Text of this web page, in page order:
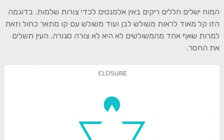
המוח ישלים חללים ריקים באין אלמנטים לכדי צורות שלמות. בדוגמה
הזו קל מאוד לראות משולש לבן ועוד משולש עם קו מתאר כחול וזאת
למרות שאף אחד מהמשולשים לא היא לא צורה סגורה, העין תשלים
את החסר.